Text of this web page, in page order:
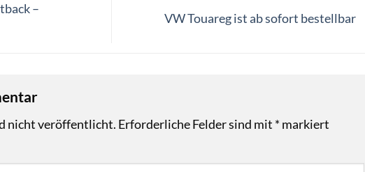
–
VW Touareg ist ab sofort bestellbar
nicht veröffentlicht. Erforderliche Felder sind mit *markiert